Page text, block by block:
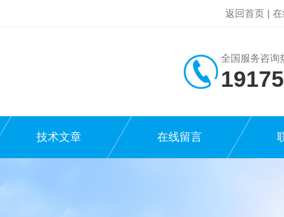
返回首页 |
全国服务咨询
技术文章 在线留言